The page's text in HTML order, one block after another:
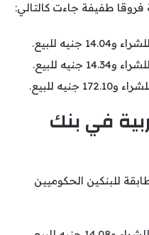
طفيفة جاءت كالتالي:
فيبنك
للبنكين الحكوميين